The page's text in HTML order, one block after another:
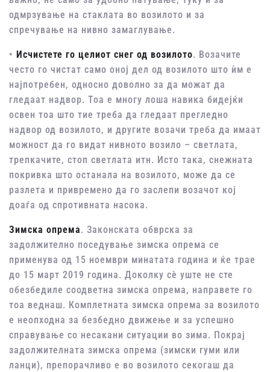
одмрзување на стаклата во возилото и за
спречување на нивно замаглување.
• Исчистете го целиот снег од возилото. Возачите
често го чистат само оној дел од возилото што ѝм е
најпотребен, односно доволно за да можат да
гледаат надвор. Тоа е многу лоша навика бидејќи
освен тоа што тие треба да гледаат прегледно
надвор од возилото, и другите возачи треба да имаат
можност да го видат нивното возило – светлата,
трепкачите, стоп светлата итн. Исто така, снежната
покривка што останала на возилото, може да се
разлета и привремено да го заслепи возачот кој
доаѓа од спротивната насока.
Зимска опрема. Законската обврска за
задолжително поседување зимска опрема се
применува од 15 ноември минатата година и ќе трае
до 15 март 2019 година. Доколку сѐ уште не сте
обезбедиле соодветна зимска опрема, направете го
тоа веднаш. Комплетната зимска опрема за возилото
е неопходна за безбедно движење и за успешно
справување со несакани ситуации во зима. Покрај
задолжителната зимска опрема (зимски гуми или
ланци), препорачливо е во возилото секогаш да